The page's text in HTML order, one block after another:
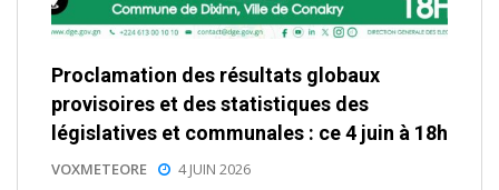
Proclamation des résultats globaux
provisoires et des statistiques des
législatives et communales : ce 4 juin à 18h
VOXMETEORE 4 JUIN 2026